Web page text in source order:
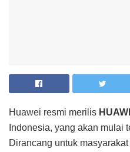
Huawei resmi merilis
Indonesia, yang akan mulai
Dirancang untuk